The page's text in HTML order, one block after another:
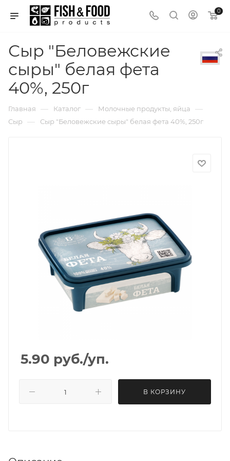
0
Сыр "Беловежские
сыры" белая фета
40%, 250г
Главная — Каталог — Молочные продукты, яйца —
Сыр — Сыр "Беловежские сыры" белая фета 40%, 250г
5.90 руб./уп.
В КОРЗИНУ